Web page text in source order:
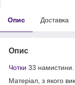
Опис Доставка
Опис
Чотки 33 намистини.
Матеріал, з якого